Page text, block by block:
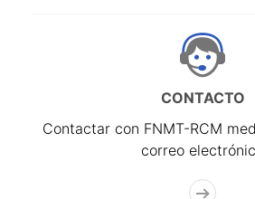
CONTACTO
Contactar con FNMT-RCM
correo